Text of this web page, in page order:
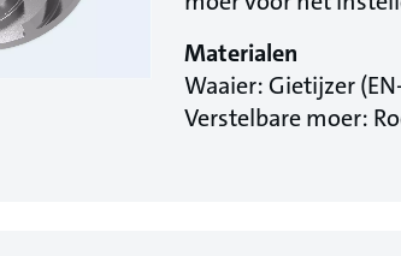
Materialen
Waaier: Gietijzer
Verstelbare moer: